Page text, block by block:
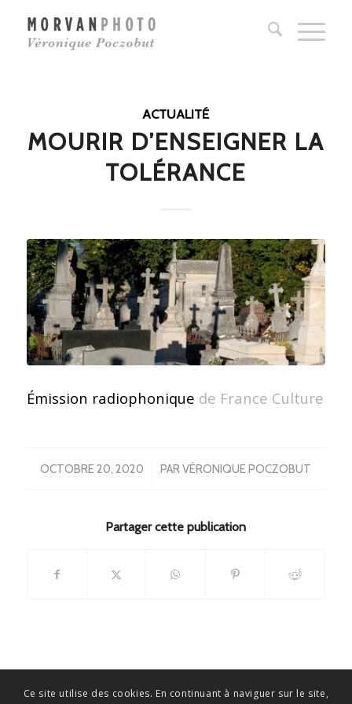
ACTUALITÉ
MOURIR D’ENSEIGNER LA
TOLÉRANCE
Émission radiophonique de France Culture
OCTOBRE 20, 2020
/ PARVÉRONIQUE POCZOBUT
Partager cette publication
Ce site utilise des cookies. En continuant à naviguer sur le site,